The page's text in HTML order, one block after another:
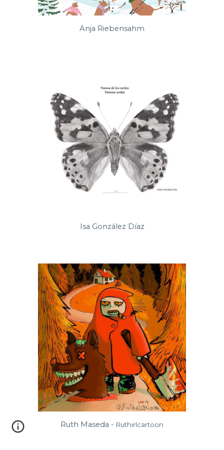
Anja Riebensahm
Isa González Díaz
Ruth Maseda - Ruthirlcartoon